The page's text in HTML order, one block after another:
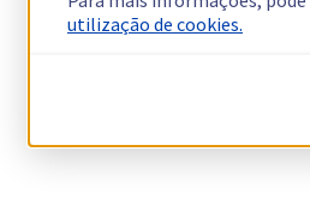
utilização de cookies.